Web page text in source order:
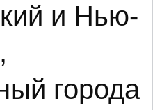
и Нью-
города